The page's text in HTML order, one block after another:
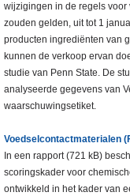
wijzigingen in de regels
zouden gelden, uit tot 1
producten ingrediënten van
kunnen de verkoop ervan
studie van Penn State. De
analyseerde gegevens van
waarschuwingsetiket.
Voedselcontactmaterialen
In een rapport (721 kB)
scoringskader voor
ontwikkeld in het kader van